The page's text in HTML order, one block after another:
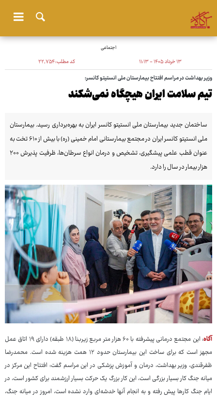
اجتماعی
۱۳ خرداد ۱۴۰۵ - ۱۱:۱۳ کد مطلب:۲۲٬۷۵۴
وزیر بهداشت در مراسم افتتاح بیمارستان ملی انستیتو کانسر:
تیم سلامت ایران هیچگاه نمی‌شکند
ساختمان جدید بیمارستان ملی انستیتو کانسر ایران به بهره‌برداری رسید. بیمارستان
ملی انستیتو کانسر ایران در مجتمع بیمارستانی امام خمینی (ره) با بیش از ۶۱۰ تخت به
عنوان قطب علمی پیشگیری، تشخیص و درمان انواع سرطان‌ها، ظرفیت پذیرش ۲۰۰
هزار بیمار در سال را دارد.
آگاه
: این مجتمع درمانی پیشرفته با ۶۰ هزار متر مربع زیربنا (۱۸ طبقه) دارای ۱۹ اتاق عمل
مجهز است که برای ساخت این بیمارستان حدود ۱۲ همت هزینه شده است. محمدرضا
ظفرقندی، وزیر بهداشت، درمان و آموزش پزشکی در این مراسم گفت: افتتاح این مرکز در
میانه جنگ کار بسیار بزرگی است، این کار بزرگ یک حرکت بسیار ارزشمند برای کشور است، در
ایام جنگ کارها پیش رفته و به انجام آنها خدشه‌ای وارد نشده است، امروز در میانه جنگ،